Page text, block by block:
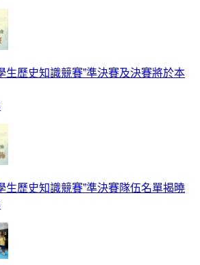
生歷史知識競賽”準決賽及決賽將於本
生歷史知識競賽”準決賽隊伍名單揭曉